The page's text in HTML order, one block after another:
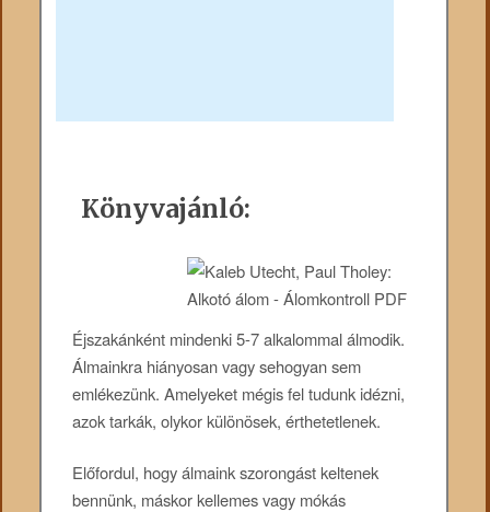
Könyvajánló:
Éjszakánként mindenki 5-7 alkalommal álmodik.
Álmainkra hiányosan vagy sehogyan sem
emlékezünk. Amelyeket mégis fel tudunk idézni,
azok tarkák, olykor különösek, érthetetlenek.
Előfordul, hogy álmaink szorongást keltenek
bennünk, máskor kellemes vagy mókás